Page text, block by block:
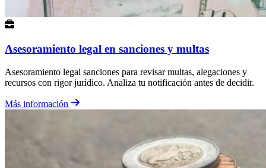
Asesoramiento legal en sanciones y multas
Asesoramiento legal sanciones para revisar multas, alegaciones y
recursos con rigor jurídico. Analiza tu notificación antes de decidir.
Más información